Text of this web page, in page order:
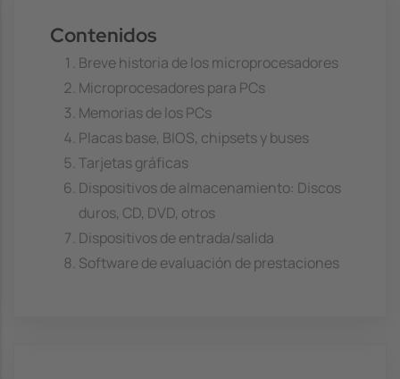
Contenidos
Breve historia de los microprocesadores
Microprocesadores para PCs
Memorias de los PCs
Placas base, BIOS, chipsets y buses
Tarjetas gráficas
Dispositivos de almacenamiento: Discos
duros, CD, DVD, otros
Dispositivos de entrada/salida
Software de evaluación de prestaciones